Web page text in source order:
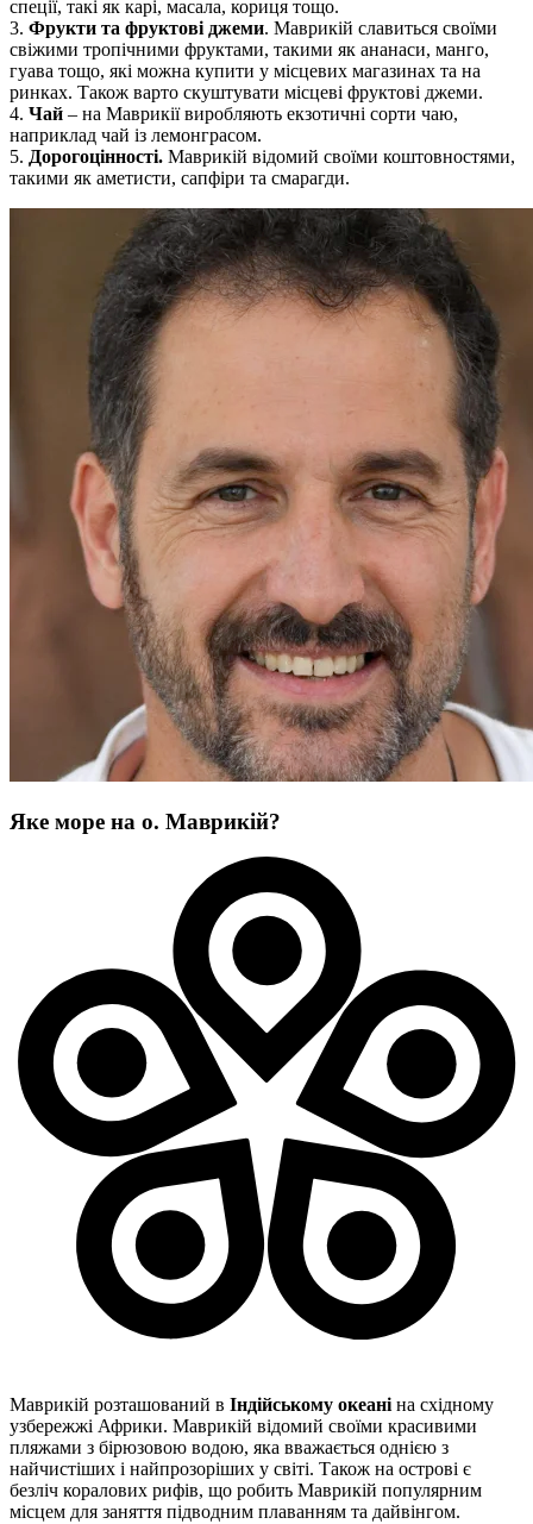
спеції, такі як карі, масала, кориця тощо.
3. Фрукти та фруктові джеми. Маврикій славиться своїми
свіжими тропічними фруктами, такими як ананаси, манго,
гуава тощо, які можна купити у місцевих магазинах та на
ринках. Також варто скуштувати місцеві фруктові джеми.
4. Чай – на Маврикії виробляють екзотичні сорти чаю,
наприклад чай із лемонграсом.
5. Дорогоцінності. Маврикій відомий своїми коштовностями,
такими як аметисти, сапфіри та смарагди.
Яке море на о. Маврикій?
Маврикій розташований в Індійському океаніна східному
узбережжі Африки. Маврикій відомий своїми красивими
пляжами з бірюзовою водою, яка вважається однією з
найчистіших і найпрозоріших у світі. Також на острові є
безліч коралових рифів, що робить Маврикій популярним
місцем для заняття підводним плаванням та дайвінгом.